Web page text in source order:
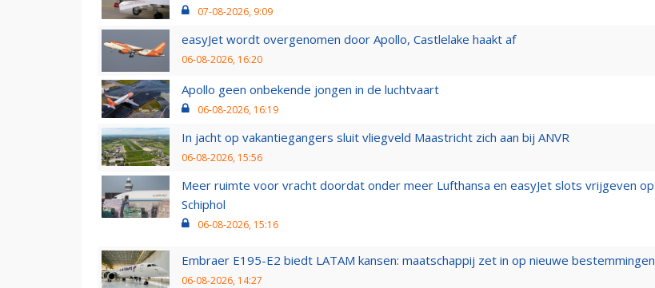
07-08-2026, 9:09
easyJet wordt overgenomen door Apollo, Castlelake haakt af
06-08-2026, 16:20
Apollo geen onbekende jongen in de luchtvaart
06-08-2026, 16:19
In jacht op vakantiegangers sluit vliegveld Maastricht zich aan bij ANVR
06-08-2026, 15:56
Meer ruimte voor vracht doordat onder meer Lufthansa en easyJet slots vrijgeven op
Schiphol
06-08-2026, 15:16
Embraer E195-E2 biedt LATAM kansen: maatschappij zet in op nieuwe bestemmingen
06-08-2026, 14:27